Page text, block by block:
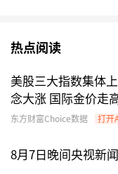
将率先受益。
他表示，长期来
可达数万亿元。
投资逻辑方面，
射环节受益于确
热点阅读
美股三大指数集体
念大涨 国际金价走
东方财富Choice数据 打开
8月7日晚间央视新